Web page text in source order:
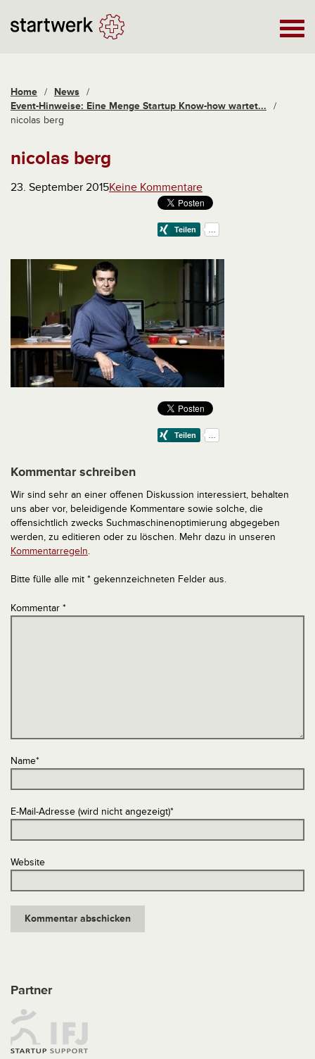
Home / News /
Event-Hinweise: Eine Menge Startup Know-how wartet...
/
nicolas berg
nicolas berg
23. September 2015Keine Kommentare
Kommentar schreiben
Wir sind sehr an einer offenen Diskussion interessiert, behalten
uns aber vor, beleidigende Kommentare sowie solche, die
offensichtlich zwecks Suchmaschinenoptimierung abgegeben
werden, zu editieren oder zu löschen. Mehr dazu in unseren
Kommentarregeln.
Bitte fülle alle mit * gekennzeichneten Felder aus.
Kommentar *
Name*
E-Mail-Adresse (wird nicht angezeigt)*
Website
Partner